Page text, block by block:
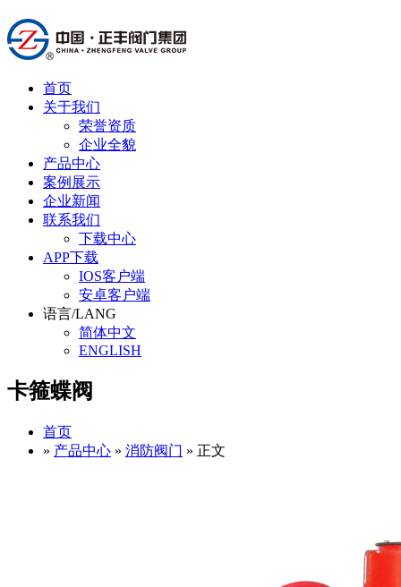
首页
关于我们
荣誉资质
企业全貌
产品中心
案例展示
企业新闻
联系我们
下载中心
APP下载
IOS客户端
安卓客户端
语言/LANG
简体中文
ENGLISH
卡箍蝶阀
首页
» 产品中心 » 消防阀门 » 正文